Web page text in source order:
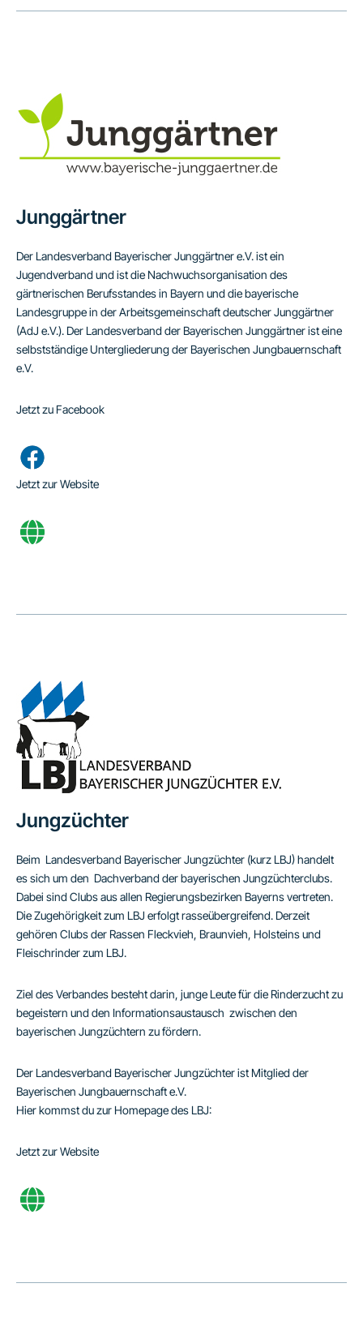
Junggärtner
Der Landesverband Bayerischer Junggärtner e.V. ist ein
Jugendverband und ist die Nachwuchsorganisation des
gärtnerischen Berufsstandes in Bayern und die bayerische
Landesgruppe in der Arbeitsgemeinschaft deutscher Junggärtner
(AdJ e.V.). Der Landesverband der Bayerischen Junggärtner ist eine
selbstständige Untergliederung der Bayerischen Jungbauernschaft
e.V.
Jetzt zu Facebook
Jetzt zur Website
Jungzüchter
Beim Landesverband Bayerischer Jungzüchter (kurz LBJ) handelt
es sich um den Dachverband der bayerischen Jungzüchterclubs.
Dabei sind Clubs aus allen Regierungsbezirken Bayerns vertreten.
Die Zugehörigkeit zum LBJ erfolgt rasseübergreifend. Derzeit
gehören Clubs der Rassen Fleckvieh, Braunvieh, Holsteins und
Fleischrinder zum LBJ.
Ziel des Verbandes besteht darin, junge Leute für die Rinderzucht zu
begeistern und den Informationsaustausch zwischen den
bayerischen Jungzüchtern zu fördern.
Der Landesverband Bayerischer Jungzüchter ist Mitglied der
Bayerischen Jungbauernschaft e.V.
Hier kommst du zur Homepage des LBJ:
Jetzt zur Website